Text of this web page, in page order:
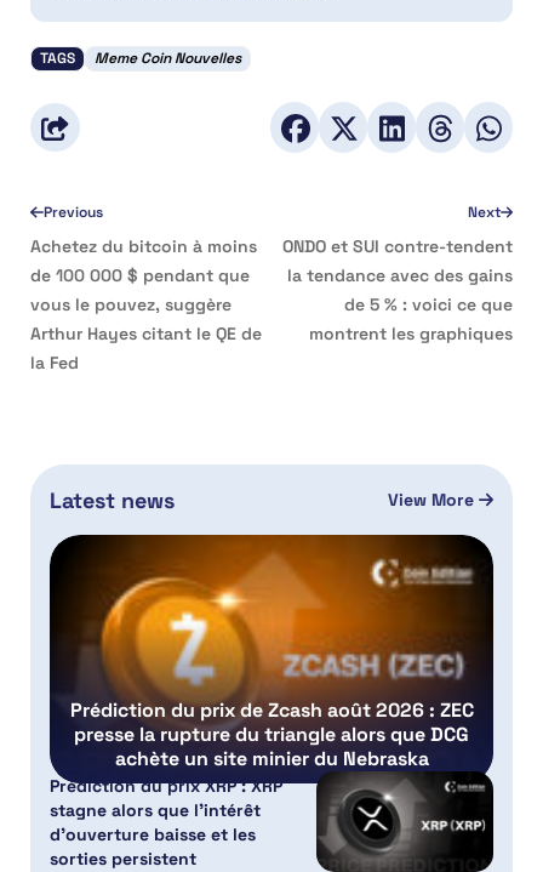
TAGS Meme Coin Nouvelles
Previous
Achetez du bitcoin à moins
de 100 000 $ pendant que
vous le pouvez, suggère
Arthur Hayes citant le QE de
la Fed
Next
ONDO et SUI contre-tendent
la tendance avec des gains
de 5 % : voici ce que
montrent les graphiques
Latest news View More
Prédiction du prix de Zcash août 2026 : ZEC
presse la rupture du triangle alors que DCG
achète un site minier du Nebraska
Prédiction du prix XRP : XRP
stagne alors que l’intérêt
d’ouverture baisse et les
sorties persistent